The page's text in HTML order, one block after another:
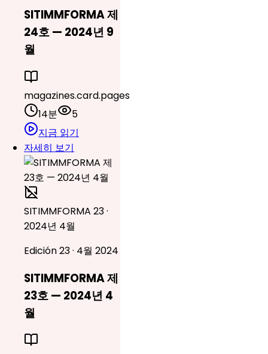
SITIMMFORMA 제
24호 — 2024년 9
월
magazines.card.pages
14분
5
지금 읽기
자세히 보기
SITIMMFORMA 23 ·
2024년 4월
Edición 23 · 4월 2024
SITIMMFORMA 제
23호 — 2024년 4
월